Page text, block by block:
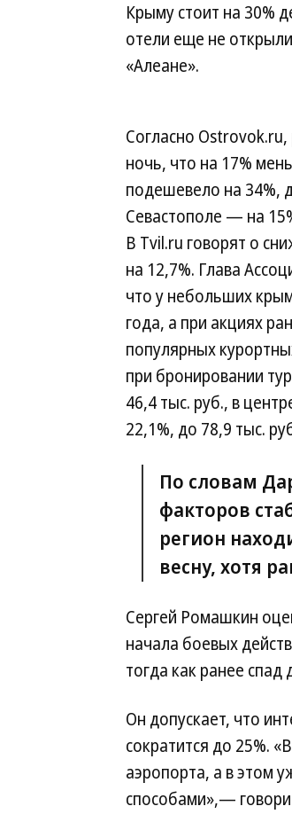
Крыму стоит на 30%
отели еще не
«Алеане».
Согласно
ночь, что на 17%
подешевело на 34%,
Севастополе — на
В Tvil.ru говорят о
на 12,7%. Глава
что у небольших
года, а при акциях
популярных
при бронировании
46,4 тыс. руб., в
22,1%, до 78,9 тыс.
По словам
факторов
регион
весну, хотя
Сергей Ромашкин
начала боевых
тогда как ранее спад
Он допускает, что
сократится до 25%.
аэропорта, а в этом
способами»,—